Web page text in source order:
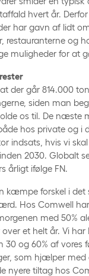
hvert år.
har gavn af lidt
restauranterne og
muligheder for at
der går 814.000
siden man
os til. De næste
hos private og i
indsats, hvis vi skal
2030. Globalt
årligt ifølge FN.
kæmpe forskel i det
Hos Comwell
med 50%
et helt år. Vi
30 og 60% af vores
som hjælper
nyere tiltag hos